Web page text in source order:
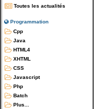
Toutes les actualités
Programmation
Cpp
Java
HTML4
XHTML
CSS
Javascript
Php
Batch
Plus...